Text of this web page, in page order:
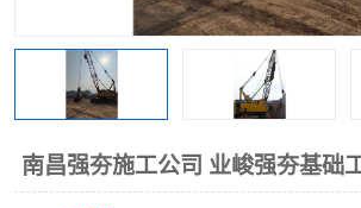
南昌强夯施工公司 业峻强夯基础